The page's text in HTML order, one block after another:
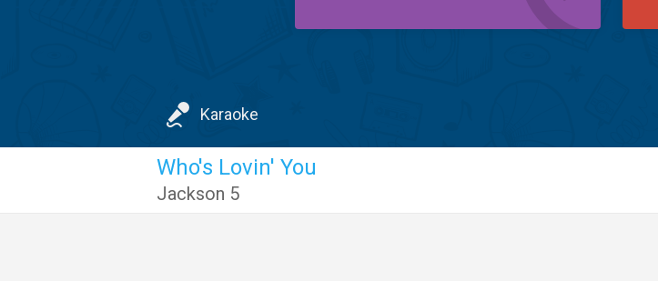
Karaoke
Who's Lovin' You
Jackson 5